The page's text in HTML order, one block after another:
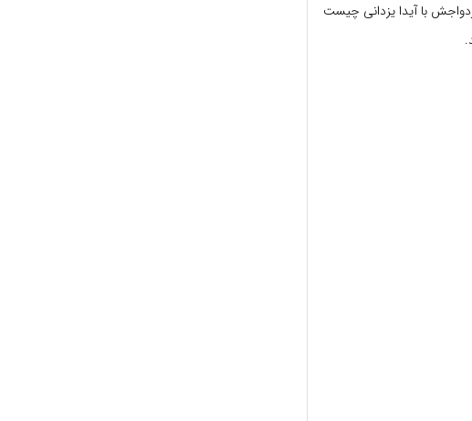
با آیدا یزدانی چیست